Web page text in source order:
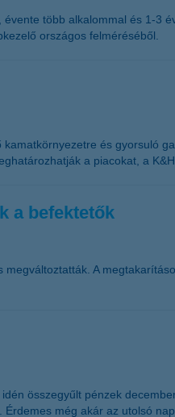
több alkalommal és 1-
országos felméréséből.
és gyorsuló
a piacokat, a
a befektetők
A
összegyűlt pénzek
még akár az utolsó